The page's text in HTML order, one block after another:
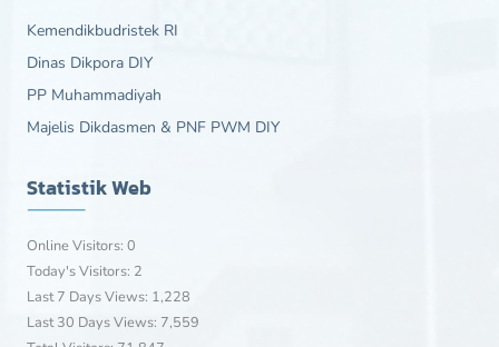
Kemendikbudristek RI
Dinas Dikpora DIY
PP Muhammadiyah
Majelis Dikdasmen & PNF PWM DIY
Statistik Web
Online Visitors: 0
Today's Visitors: 2
Last 7 Days Views: 1,228
Last 30 Days Views: 7,559